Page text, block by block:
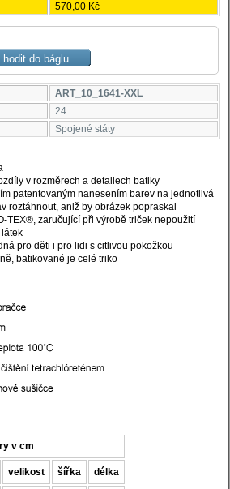
570,00 Kč
ART_10_1641-XXL
24
Spojené státy
v rozměrech a detailech batiky
patentovaným nanesením barev na jednotlivá
roztáhnout, aniž by obrázek popraskal
TEX®, zaručující při výrobě triček nepoužití
pro děti i pro lidi s citlivou pokožkou
batikované je celé triko
v cm
velikost šířka délka